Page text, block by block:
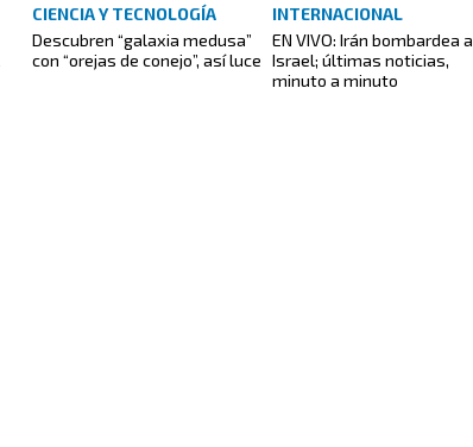
CIENCIA Y TECNOLOGÍA
Descubren “galaxia medusa”
con “orejas de conejo”, así luce
INTERNACIONAL
EN VIVO: Irán bombardea a
Israel; últimas noticias,
minuto a minuto